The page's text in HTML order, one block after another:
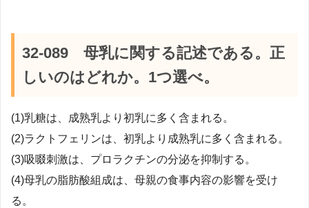
32-089 母乳に関する記述である。正
しいのはどれか。1つ選べ。
(1)乳糖は、成熟乳より初乳に多く含まれる。
(2)ラクトフェリンは、初乳より成熟乳に多く含まれる。
(3)吸啜刺激は、プロラクチンの分泌を抑制する。
(4)母乳の脂肪酸組成は、母親の食事内容の影響を受け
る。